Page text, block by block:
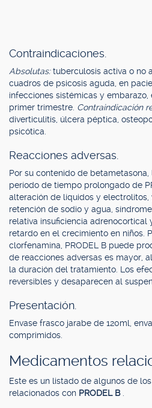
Contraindicaciones.
Absolutas:tuberculosis activa o no
cuadros de psicosis aguda, en
infecciones sistémicas y
primer trimestre. Contraindicación
diverticulitis, úlcera péptica,
psicótica.
Reacciones adversas.
Por su contenido de
período de tiempo prolongado de
alteración de líquidos y electrolitos,
retención de sodio y agua,
relativa insuficiencia adrenocortical
retardo en el crecimiento en niños.
clorfenamina, PRODEL B puede
de reacciones adversas es mayor,
la duración del tratamiento. Los
reversibles y desaparecen al
Presentación.
Envase frasco jarabe de 120ml,
comprimidos.
Medicamentos
Este es un listado de algunos de
relacionados con PRODEL B